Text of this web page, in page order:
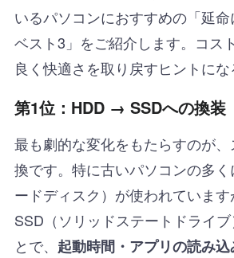
いるパソコンにおすすめの「延
ベスト3」をご紹介します。コス
良く快適さを取り戻すヒントにな
第1位：HDD → SSDへの換装
最も劇的な変化をもたらすのが
換です。特に古いパソコンの多
ードディスク）が使われていま
SSD（ソリッドステートドライ
とで、 起動時間・アプリの読み